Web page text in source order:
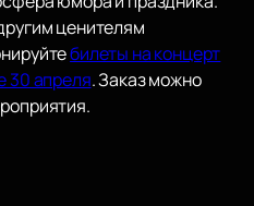
ценителям
билеты на концерт
30 апреля. Заказ можно